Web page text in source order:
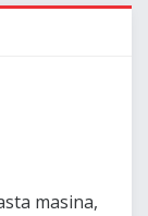
masina,